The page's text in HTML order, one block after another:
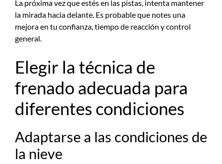
La próxima vez que estés en las pistas, intenta mantener
la mirada hacia delante. Es probable que notes una
mejora en tu confianza, tiempo de reacción y control
general.
Elegir la técnica de
frenado adecuada para
diferentes condiciones
Adaptarse a las condiciones de
la nieve